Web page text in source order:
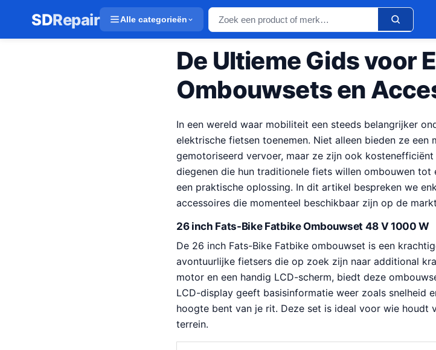
SDRepair Alle categorieën
De Ultieme Gids voor
Ombouwsets en
In een wereld waar mobiliteit een steeds belangrijker
elektrische fietsen toenemen. Niet alleen bieden ze
gemotoriseerd vervoer, maar ze zijn ook
diegenen die hun traditionele fiets willen ombouwen
een praktische oplossing. In dit artikel bespreken we
accessoires die momenteel beschikbaar zijn op de
26 inch Fats-Bike Fatbike Ombouwset 48 V 1000 W
De 26 inch Fats-Bike Fatbike ombouwset is een
avontuurlijke fietsers die op zoek zijn naar additional
motor en een handig LCD-scherm, biedt deze
LCD-display geeft basisinformatie weer zoals snelheid
hoogte bent van je rit. Deze set is ideal voor wie houdt
terrein.